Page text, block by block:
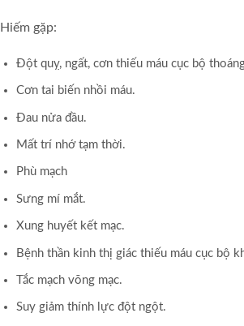
Hiếm gặp:
Đột quỵ, ngất, cơn thiếu máu cục bộ
Cơn tai biến nhồi máu.
Đau nửa đầu.
Mất trí nhớ tạm thời.
Phù mạch
Sưng mí mắt.
Xung huyết kết mạc.
Bệnh thần kinh thị giác thiếu máu cục bộ
Tắc mạch võng mạc.
Suy giảm thính lực đột ngột.